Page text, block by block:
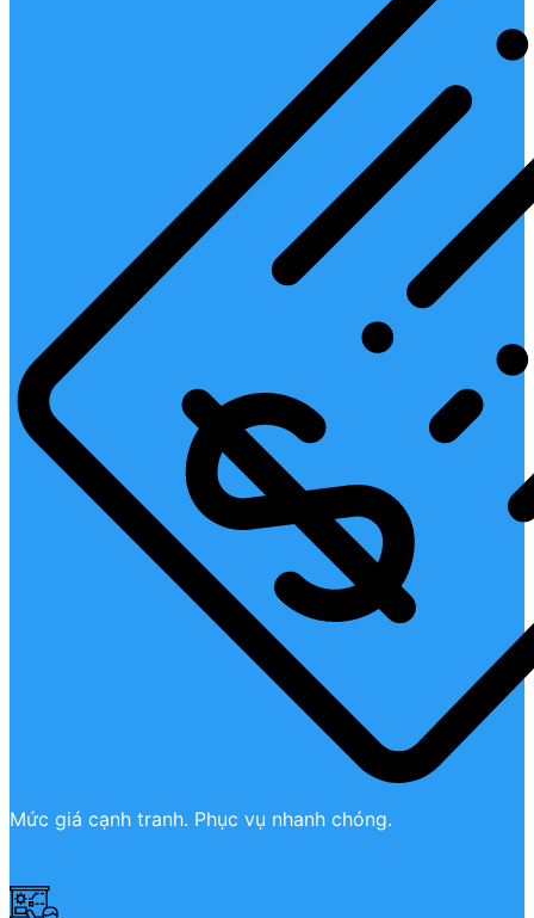
Mức giá cạnh tranh. Phục vụ nhanh chóng.